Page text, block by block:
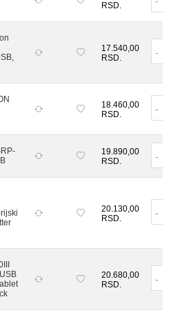
RSD.
17.540,00
RSD.
-
18.460,00
RSD.
-
19.890,00
RSD.
-
20.130,00
RSD.
-
20.680,00
RSD.
-